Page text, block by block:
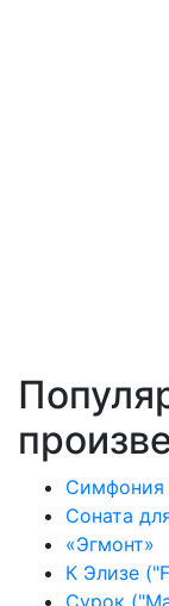
Соната
«Эгмонт»
К Элизе
Сурок